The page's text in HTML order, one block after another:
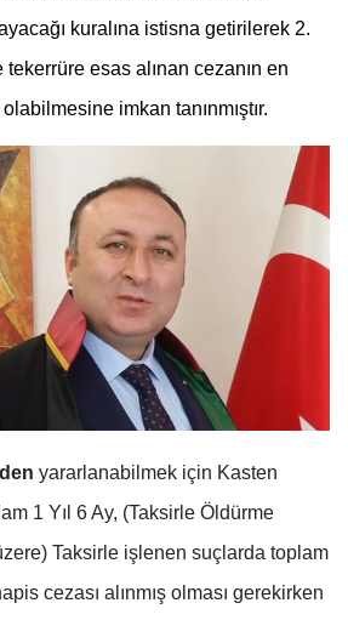
kuralına istisna getirilerek 2.
esas alınan cezanın en
imkan tanınmıştır.
yararlanabilmek için Kasten
1 Yıl 6 Ay, (Taksirle Öldürme
Taksirle işlenen suçlarda toplam
cezası alınmış olması gerekirken